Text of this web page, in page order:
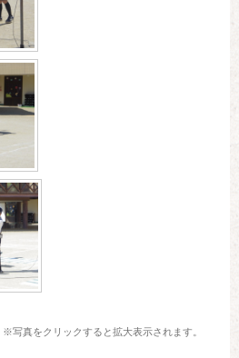
※写真をクリックすると拡大表示されます。